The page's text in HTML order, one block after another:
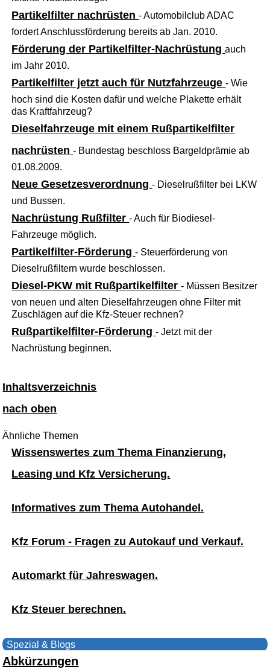
Partikelfilter nachrüsten- Automobilclub ADAC
fordert Anschlussförderung bereits ab Jan. 2010.
Förderung der Partikelfilter-Nachrüstungauch
im Jahr 2010.
Partikelfilter jetzt auch für Nutzfahrzeuge- Wie
hoch sind die Kosten dafür und welche Plakette erhält
das Kraftfahrzeug?
Dieselfahrzeuge mit einem Rußpartikelfilter
nachrüsten- Bundestag beschloss Bargeldprämie ab
01.08.2009.
Neue Gesetzesverordnung- Dieselrußfilter bei LKW
und Bussen.
Nachrüstung Rußfilter- Auch für Biodiesel-
Fahrzeuge möglich.
Partikelfilter-Förderung- Steuerförderung von
Dieselrußfiltern wurde beschlossen.
Diesel-PKW mit Rußpartikelfilter- Müssen Besitzer
von neuen und alten Dieselfahrzeugen ohne Filter mit
Zuschlägen auf die Kfz-Steuer rechnen?
Rußpartikelfilter-Förderung- Jetzt mit der
Nachrüstung beginnen.
Inhaltsverzeichnis
nach oben
Ähnliche Themen
Wissenswertes zum Thema Finanzierung,
Leasing und Kfz Versicherung.
Informatives zum Thema Autohandel.
Kfz Forum - Fragen zu Autokauf und Verkauf.
Automarkt für Jahreswagen.
Kfz Steuer berechnen.
Spezial & Blogs
Abkürzungen